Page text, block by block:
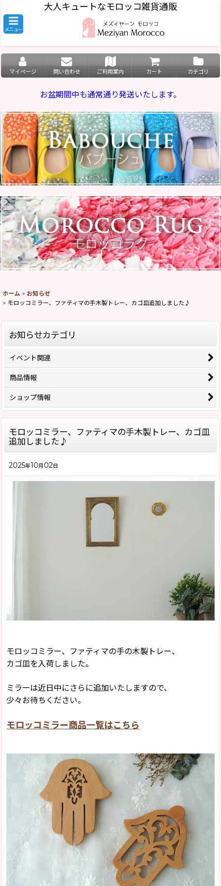
大人キュートなモロッコ雑貨通販
メニュー
マイページ 問い合わせ ご利用案内 カート カテゴリ
お盆期間中も通常通り発送いたします。
ホーム > お知らせ
> モロッコミラー、ファティマの手木製トレー、カゴ皿追加しました♪
モロッコミラー、ファティマの手木製トレー、カゴ皿
追加しました♪
2025年10月 02日
モロッコミラー、ファティマの手の木製トレー、
カゴ皿を入荷しました。
ミラーは近日中にさらに追加いたしますので、
少々お待ちください。
モロッコミラー商品一覧はこちら
お知らせカテゴリ
イベント関連
商品情報
ショップ情報